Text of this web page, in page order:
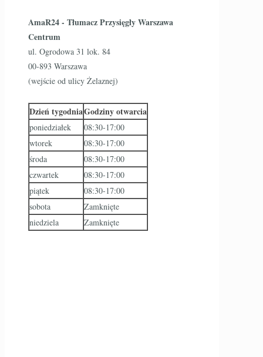
AmaR24 - Tłumacz Przysięgły Warszawa
Centrum
ul. Ogrodowa 31 lok. 84
00-893 Warszawa
(wejście od ulicy Żelaznej)
Dzień tygodniaGodziny otwarcia
poniedziałek
08:30-17:00
wtorek
08:30-17:00
środa
08:30-17:00
czwartek
08:30-17:00
piątek
08:30-17:00
sobota
Zamknięte
niedziela
Zamknięte